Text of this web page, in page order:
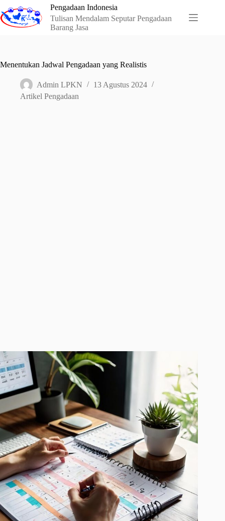
to
content
Pengadaan Indonesia
Tulisan Mendalam Seputar Pengadaan
Barang Jasa
Menentukan Jadwal Pengadaan yang Realistis
Admin LPKN
13 Agustus 2024
Artikel Pengadaan